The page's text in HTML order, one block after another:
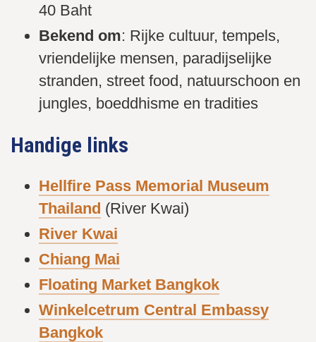
40 Baht
Bekend om: Rijke cultuur, tempels,
vriendelijke mensen, paradijselijke
stranden, street food, natuurschoon en
jungles, boeddhisme en tradities
Handige links
Hellfire Pass Memorial Museum
Thailand (River Kwai)
River Kwai
Chiang Mai
Floating Market Bangkok
Winkelcetrum Central Embassy
Bangkok